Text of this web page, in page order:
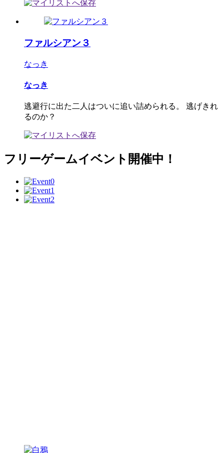
ファルシアン３
なっき
なっき
逃避行に出た二人はついに追い詰められる。 逃げきれ
るのか？
フリーゲームイベント開催中！